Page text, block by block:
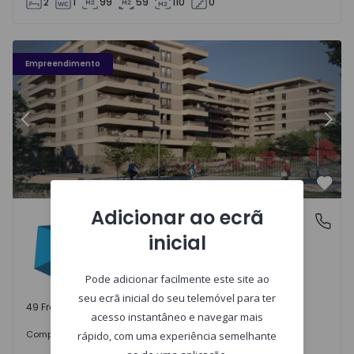
Empreendimento
Fachada PLENO JARDIM - 3
Anterior
Águas Santas, PortoPLENO JARDIM
Águas Santas, Porto
49 Frações disponíveis
Comprar desde 242.000 €
Adicionar ao ecrã
inicial
Pode adicionar facilmente este site ao
seu ecrã inicial do seu telemóvel para ter
acesso instantâneo e navegar mais
rápido, com uma experiência semelhante